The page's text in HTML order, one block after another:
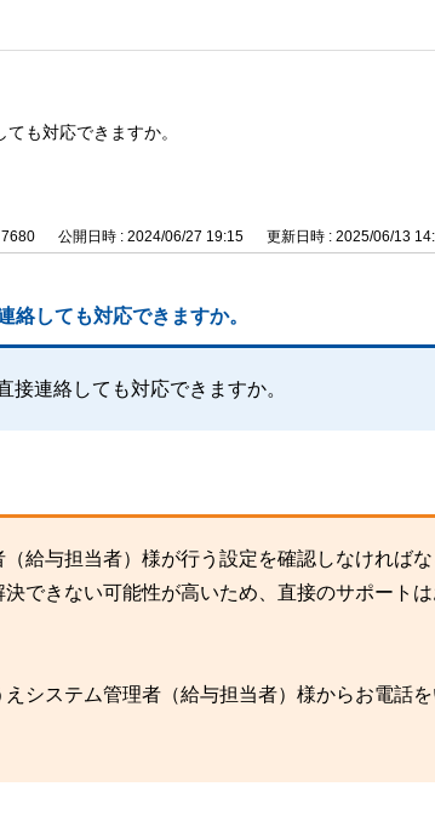
も対応できますか。
公開日時 : 2024/06/27 19:15 更新日時 : 2025/06/13
絡しても対応できますか。
接連絡しても対応できますか。
給与担当者）様が行う設定を確認しなければな
できない可能性が高いため、直接のサポートは
システム管理者（給与担当者）様からお電話を